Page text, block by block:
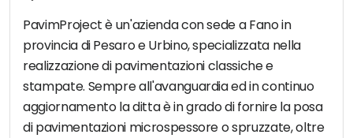
PavimProject è un'azienda con sede a Fano in
provincia di Pesaro e Urbino, specializzata nella
realizzazione di pavimentazioni classiche e
stampate. Sempre all'avanguardia ed in continuo
aggiornamento la ditta è in grado di fornire la posa
di pavimentazioni microspessore o spruzzate, oltre